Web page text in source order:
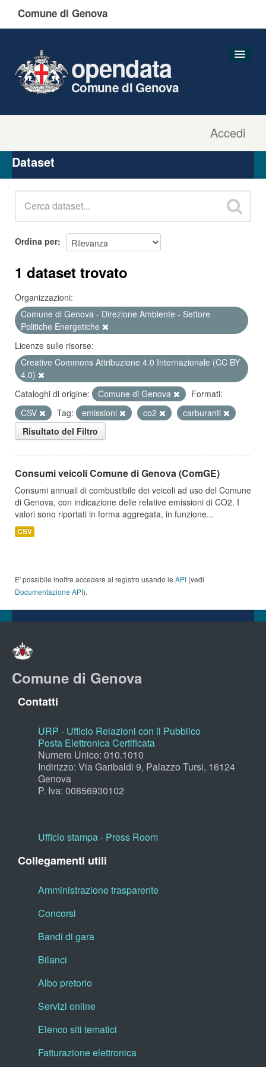
Comune di Genova
Accedi
opendata
Comune di Genova
Organizzazioni
Gruppi
Dataset
Ordina per
1 dataset trovato
Organizzazioni:
Comune di Genova - Direzione Ambiente - Settore
Politiche Energetiche
Licenze sulle risorse:
Creative Commons Attribuzione 4.0 Internazionale (CC BY
4.0)
Cataloghi di origine:
Comune di Genova
Formati:
CSV
Tag: emissioni co2
carburanti
Risultato del Filtro
Consumi veicoli Comune di Genova (ComGE)
Consumi annuali di combustibile dei veicoli ad uso del Comune
di Genova, con indicazione delle relative emissioni di CO2. I
valori sono riportati in forma aggregata, in funzione...
CSV
E' possibile inoltre accedere al registro usando le API (vedi
Documentazione API).
Comune di Genova
Contatti
URP - Ufficio Relazioni con il Pubblico
Posta Elettronica Certificata
Numero Unico: 010.1010
Indirizzo: Via Garibaldi 9, Palazzo Tursi, 16124
Genova
P. Iva: 00856930102
Ufficio stampa - Press Room
Collegamenti utili
Amministrazione trasparente
Concorsi
Bandi di gara
Bilanci
Albo pretorio
Servizi online
Elenco siti tematici
Fatturazione elettronica